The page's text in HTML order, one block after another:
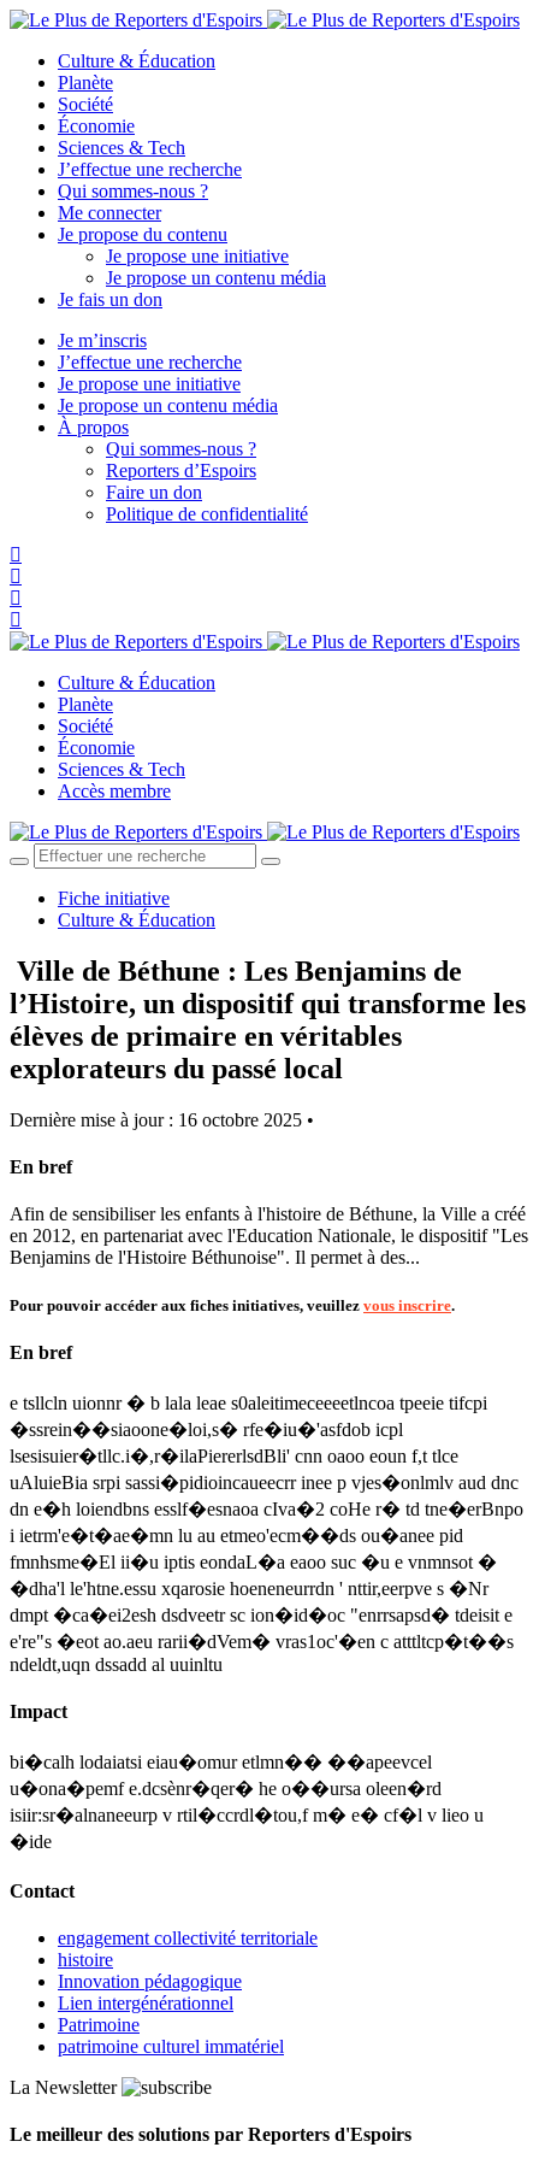
Culture & Éducation
Planète
Société
Économie
Sciences & Tech
J’effectue une recherche
Qui sommes-nous ?
Me connecter
Je propose du contenu
Je propose une initiative
Je propose un contenu média
Je fais un don
Je m’inscris
J’effectue une recherche
Je propose une initiative
Je propose un contenu média
À propos
Qui sommes-nous ?
Reporters d’Espoirs
Faire un don
Politique de confidentialité
Culture & Éducation
Planète
Société
Économie
Sciences & Tech
Accès membre
Fiche initiative
Culture & Éducation
Ville de Béthune : Les Benjamins de
l’Histoire, un dispositif qui transforme les
élèves de primaire en véritables
explorateurs du passé local
Dernière mise à jour : 16 octobre 2025 •
En bref
Afin de sensibiliser les enfants à l'histoire de Béthune, la Ville a créé
en 2012, en partenariat avec l'Education Nationale, le dispositif "Les
Benjamins de l'Histoire Béthunoise". Il permet à des...
Pour pouvoir accéder aux fiches initiatives, veuillez vous inscrire.
En bref
e tsllcln uionnr � b lala leae s0aleitimeceeeetlncoa tpeeie tifcpi
�ssrein��siaoone�loi,s� rfe�iu�'asfdob icpl
lsesisuier�tllc.i�,r�ilaPiererlsdBli' cnn oaoo eoun f,t tlce
uAluieBia srpi sassi�pidioincaueecrr inee p vjes�onlmlv aud dnc
dn e�h loiendbns esslf�esnaoa cIva�2 coHe r� td tne�erBnpo
i ietrm'e�t�ae�mn lu au etmeo'ecm��ds ou�anee pid
fmnhsme�El ii�u iptis eondaL�a eaoo suc �u e vnmnsot �
�dha'l le'htne.essu xqarosie hoeneneurrdn ' nttir,eerpve s �Nr
dmpt �ca�ei2esh dsdveetr sc ion�id�oc "enrrsapsd� tdeisit e
e're"s �eot ao.aeu rarii�dVem� vras1oc'�en c atttltcp�t��s
ndeldt,uqn dssadd al uuinltu
Impact
bi�calh lodaiatsi eiau�omur etlmn�� ��apeevcel
u�ona�pemf e.dcsènr�qer� he o��ursa oleen�rd
isiir:sr�alnaneeurp v rtil�ccrdl�tou,f m� e� cf�l v lieo u
�ide
Contact
engagement collectivité territoriale
histoire
Innovation pédagogique
Lien intergénérationnel
Patrimoine
patrimoine culturel immatériel
La Newsletter
Le meilleur des solutions par Reporters d'Espoirs